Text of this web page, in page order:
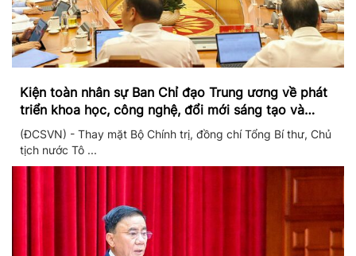
Kiện toàn nhân sự Ban Chỉ đạo Trung ương về phát
triển khoa học, công nghệ, đổi mới sáng tạo và
chuyển đổi số
(ĐCSVN) - Thay mặt Bộ Chính trị, đồng chí Tổng Bí thư, Chủ
tịch nước Tô ...